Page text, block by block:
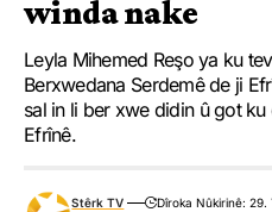
winda nake
Leyla Mihemed Reşo ya ku
Berxwedana Serdemê de ji
sal in li ber xwe didin û got
Efrînê.
Stêrk TV
Dîroka Nûkirinê: 29.